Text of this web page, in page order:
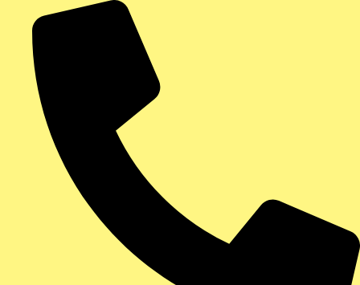
contenu